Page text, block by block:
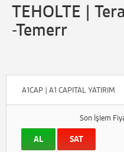
TEHOLTE |
-Temerr
A1CAP | A1 CAPITAL YATIRIM
Son İşlem
AL SAT